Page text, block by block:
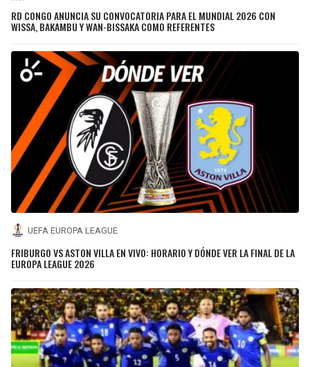
RD CONGO ANUNCIA SU CONVOCATORIA PARA EL MUNDIAL 2026 CON
WISSA, BAKAMBU Y WAN-BISSAKA COMO REFERENTES
UEFA EUROPA LEAGUE
FRIBURGO VS ASTON VILLA EN VIVO: HORARIO Y DÓNDE VER LA FINAL DE LA
EUROPA LEAGUE 2026